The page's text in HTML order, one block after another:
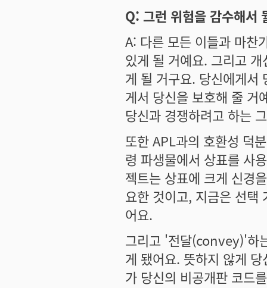
Q: 그런 위험을 감수해서
A: 다른 모든 이들과 마찬
있게 될 거예요. 그리고
게 될 거구요. 당신에게서
게서 당신을 보호해 줄 거
당신과 경쟁하려고 하는
또한 APL과의 호환성 덕
령 파생물에서 상표를 사
젝트는 상표에 크게 신경
요한 것이고, 지금은 선택
어요.
그리고 '전달(convey)'하
게 됐어요. 뜻하지 않게
가 당신의 비공개판 코드